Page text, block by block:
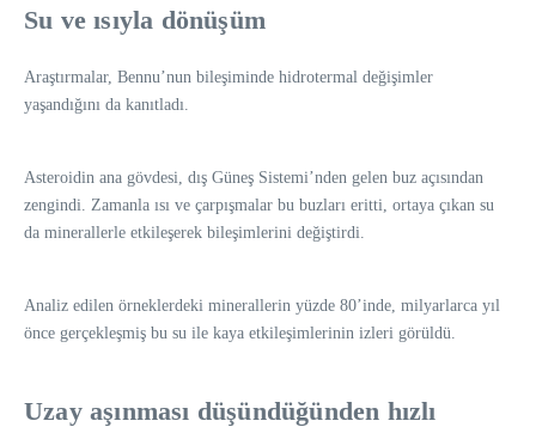
Su ve ısıyla dönüşüm
Araştırmalar, Bennu’nun bileşiminde hidrotermal değişimler
yaşandığını da kanıtladı.
Asteroidin ana gövdesi, dış Güneş Sistemi’nden gelen buz açısından
zengindi. Zamanla ısı ve çarpışmalar bu buzları eritti, ortaya çıkan su
da minerallerle etkileşerek bileşimlerini değiştirdi.
Analiz edilen örneklerdeki minerallerin yüzde 80’inde, milyarlarca yıl
önce gerçekleşmiş bu su ile kaya etkileşimlerinin izleri görüldü.
Uzay aşınması düşündüğünden hızlı